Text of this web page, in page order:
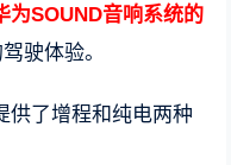
为SOUND音响系统的
驶体验。
供了增程和纯电两种